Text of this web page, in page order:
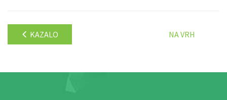
KAZALO NA VRH